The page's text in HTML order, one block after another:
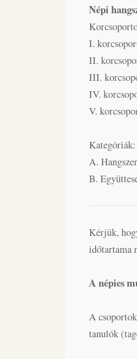
Népi
I.
II.
III.
IV.
V.
Kategóriák:
A.
B.
Kérjük,
időtartama
A népies
A
tanulók